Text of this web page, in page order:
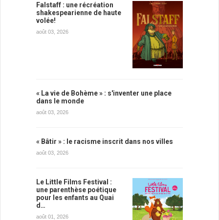
Falstaff : une récréation
shakespearienne de haute
volée!
août 03, 2026
« La vie de Bohème » : s'inventer une place
dans le monde
août 03, 2026
« Bâtir » : le racisme inscrit dans nos villes
août 03, 2026
Le Little Films Festival :
une parenthèse poétique
pour les enfants au Quai
d…
août 01, 2026